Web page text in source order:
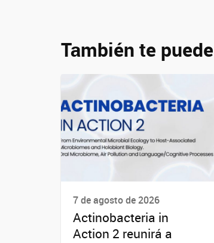
También te
7 de agosto de 2026
Actinobacteria in
Action 2 reunirá a